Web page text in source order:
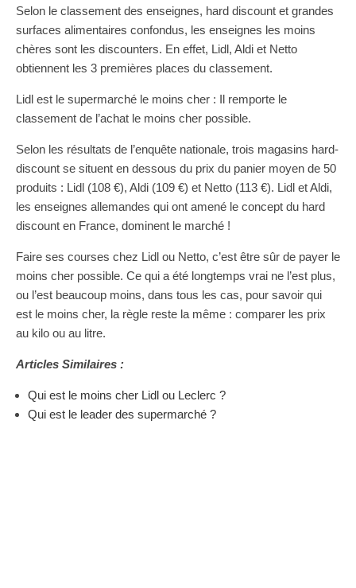
Selon le classement des enseignes, hard discount et grandes
surfaces alimentaires confondus, les enseignes les moins
chères sont les discounters. En effet, Lidl, Aldi et Netto
obtiennent les 3 premières places du classement.
Lidl est le supermarché le moins cher : Il remporte le
classement de l’achat le moins cher possible.
Selon les résultats de l’enquête nationale, trois magasins hard-
discount se situent en dessous du prix du panier moyen de 50
produits : Lidl (108 €), Aldi (109 €) et Netto (113 €). Lidl et Aldi,
les enseignes allemandes qui ont amené le concept du hard
discount en France, dominent le marché !
Faire ses courses chez Lidl ou Netto, c’est être sûr de payer le
moins cher possible. Ce qui a été longtemps vrai ne l’est plus,
ou l’est beaucoup moins, dans tous les cas, pour savoir qui
est le moins cher, la règle reste la même : comparer les prix
au kilo ou au litre.
Articles Similaires :
Qui est le moins cher Lidl ou Leclerc ?
Qui est le leader des supermarché ?